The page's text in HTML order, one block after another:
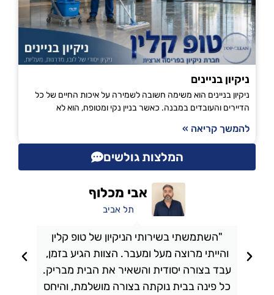
ניקיון בניינים
ניקיון בניינים הוא משימה חשובה לשמירה על איכות החיים של כל
הדיירים והעובדים במבנה. כאשר בניין נקי ומטופח, הוא לא
להמשך קריאה »
המלצות גולשים
"השתמשתי בשירותי הניקיון של טופ קלין
והייתי מרוצה מעל ומעבר. הצוות הגיע בזמן,
עבד בצורה יסודית והשאיר את הבית מבריק.
כל פינה בבית נוקתה בצורה מושלמת, והיחס
אבי מכלוף
תל אביב